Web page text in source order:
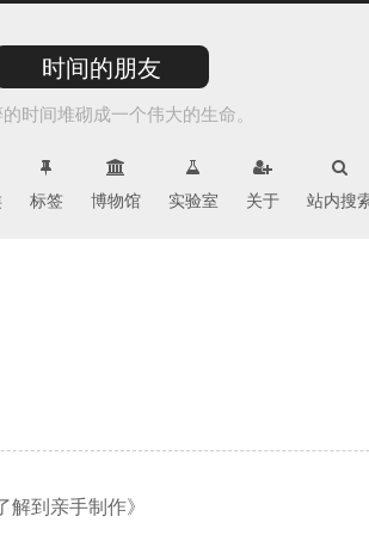
时间的朋友
时间堆砌成一个伟大的生命。
标签 博物馆 实验室 关于 站内搜
解到亲手制作》